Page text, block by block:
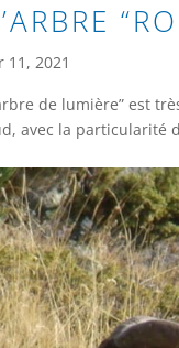
11, 2021
de lumière” est
avec la particularité